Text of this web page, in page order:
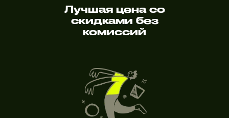
Лучшая цена со
скидками без
комиссий